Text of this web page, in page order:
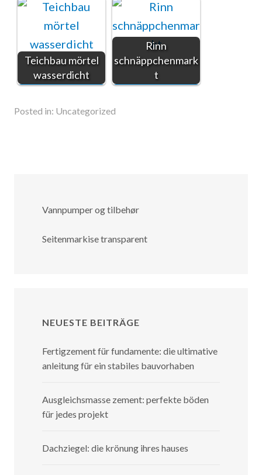
Teichbau mörtel
wasserdicht
Rinn
schnäppchenmark
t
Posted in: Uncategorized
Vannpumper og tilbehør
Seitenmarkise transparent
NEUESTE BEITRÄGE
Fertigzement für fundamente: die ultimative
anleitung für ein stabiles bauvorhaben
Ausgleichsmasse zement: perfekte böden
für jedes projekt
Dachziegel: die krönung ihres hauses